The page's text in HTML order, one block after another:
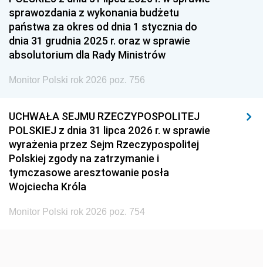
1936 1930
sprawozdania z wykonania budżetu
państwa za okres od dnia 1 stycznia do
dnia 31 grudnia 2025 r. oraz w sprawie
absolutorium dla Rady Ministrów
Monitor Polski rok 2026 poz. 756
UCHWAŁA SEJMU RZECZYPOSPOLITEJ
POLSKIEJ z dnia 31 lipca 2026 r. w sprawie
wyrażenia przez Sejm Rzeczypospolitej
Polskiej zgody na zatrzymanie i
tymczasowe aresztowanie posła
Wojciecha Króla
Monitor Polski rok 2026 poz. 754